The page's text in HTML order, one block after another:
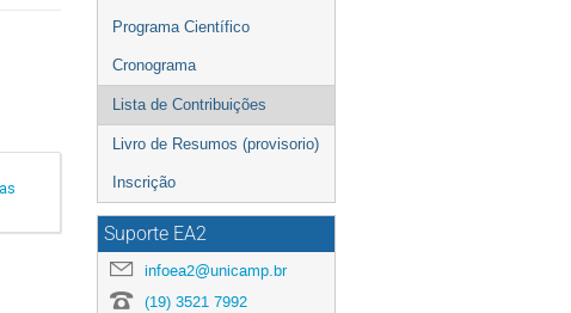
menu
Programa Científico
Cronograma
Lista de Contribuições
Livro de Resumos (provisorio)
Inscrição
Suporte EA2
infoea2@unicamp.br
(19) 3521 7992